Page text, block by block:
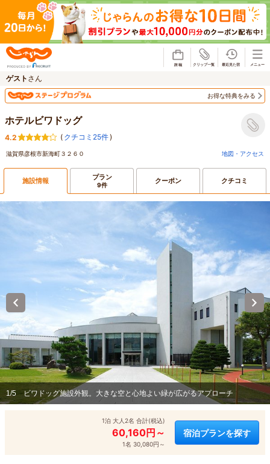
ゲスト さん
お得な特典をみる
ホテルビワドッグ
4.2 ( クチコミ25件)
滋賀県彦根市新海町３２６０ 地図・アクセス
施設情報 プラン
9件 クーポン クチコミ
1/5 ビワドッグ施設外観。大きな空と心地よい緑が広がるアプローチ
1泊 大人2名 合計(税込)
60,160円～
1名 30,080円～
宿泊プランを探す